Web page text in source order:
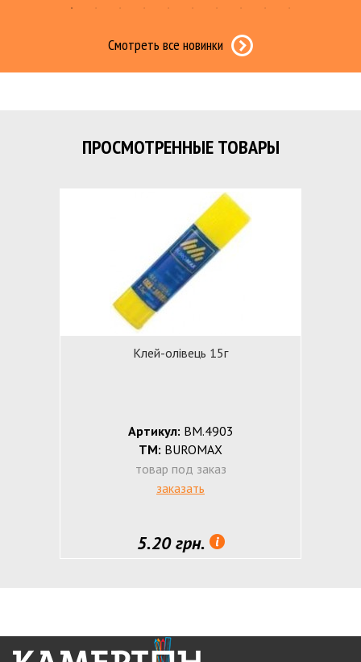
Смотреть все новинки
ПРОСМОТРЕННЫЕ ТОВАРЫ
Клей-олівець 15г
Артикул: ВМ.4903
ТМ: BUROMAX
товар под заказ
заказать
5.20 грн.